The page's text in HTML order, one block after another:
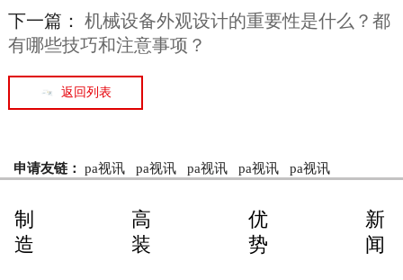
下一篇： 机械设备外观设计的重要性是什么？都
有哪些技巧和注意事项？
返回列表
申请友链： pa视讯 pa视讯 pa视讯 pa视讯 pa视讯
制
造
高
装
优
势
新
闻